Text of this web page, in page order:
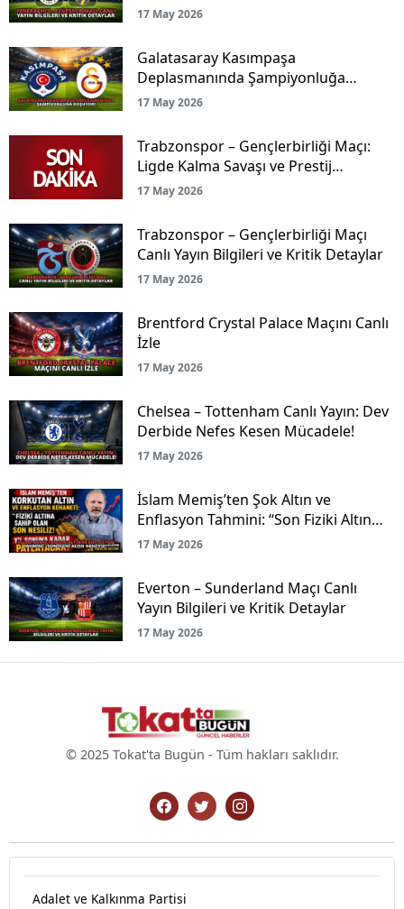
17 May 2026
Galatasaray Kasımpaşa
Deplasmanında Şampiyonluğa
Koşuyor!
17 May 2026
Trabzonspor – Gençlerbirliği Maçı:
Ligde Kalma Savaşı ve Prestij
Mücadelesi Canlı Yayınla Ekranlarda!
17 May 2026
Trabzonspor – Gençlerbirliği Maçı
Canlı Yayın Bilgileri ve Kritik Detaylar
17 May 2026
Brentford Crystal Palace Maçını Canlı
İzle
17 May 2026
Chelsea – Tottenham Canlı Yayın: Dev
Derbide Nefes Kesen Mücadele!
17 May 2026
İslam Memiş’ten Şok Altın ve
Enflasyon Tahmini: “Son Fiziki Altın
Nesliyiz!”
17 May 2026
Everton – Sunderland Maçı Canlı
Yayın Bilgileri ve Kritik Detaylar
17 May 2026
© 2025 Tokat'ta Bugün - Tüm hakları saklıdır.
Adalet ve Kalkınma Partisi